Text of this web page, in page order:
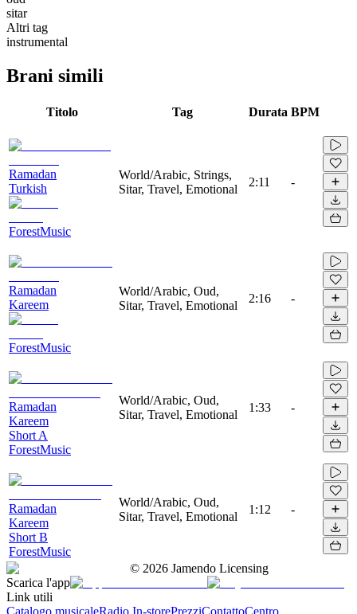
sitar
Altri tag
instrumental
Brani simili
Titolo Tag Durata BPM
Ramadan
Turkish
ForestMusic
World/Arabic, Strings,
Sitar, Travel, Emotional
2:11 -
Ramadan
Kareem
ForestMusic
World/Arabic, Oud,
Sitar, Travel, Emotional
2:16 -
Ramadan
Kareem
Short A
ForestMusic
World/Arabic, Oud,
Sitar, Travel, Emotional
1:33 -
Ramadan
Kareem
Short B
ForestMusic
World/Arabic, Oud,
Sitar, Travel, Emotional
1:12 -
© 2026 Jamendo Licensing
Scarica l'app
Link utili
Catalogo musicaleRadio In-storePrezziContattoCentro